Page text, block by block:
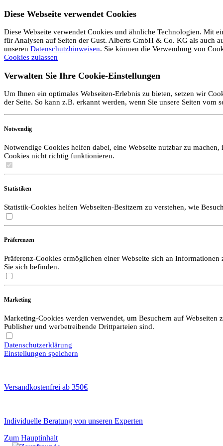
Diese Webseite verwendet Cookies
Diese Webseite verwendet Cookies und ähnliche Technologien. Mit
für Analysen auf Seiten der Gust. Alberts GmbH & Co. KG als auch
unseren Datenschutzhinweisen. Sie können die Verwendung von
Cookies zulassen
Verwalten Sie Ihre Cookie-Einstellungen
Um Ihnen ein optimales Webseiten-Erlebnis zu bieten, setzen wir
der Seite. So kann z.B. erkannt werden, wenn Sie unsere Seiten
Notwendig
Notwendige Cookies helfen dabei, eine Webseite nutzbar zu
Cookies nicht richtig funktionieren.
Statistiken
Statistik-Cookies helfen Webseiten-Besitzern zu verstehen, wie
Präferenzen
Präferenz-Cookies ermöglichen einer Webseite sich an
Sie sich befinden.
Marketing
Marketing-Cookies werden verwendet, um Besuchern auf
Publisher und werbetreibende Drittparteien sind.
Datenschutzerklärung
Einstellungen speichern
Versandkostenfrei ab 350€
Individuelle Beratung von unseren Experten
Zum Hauptinhalt